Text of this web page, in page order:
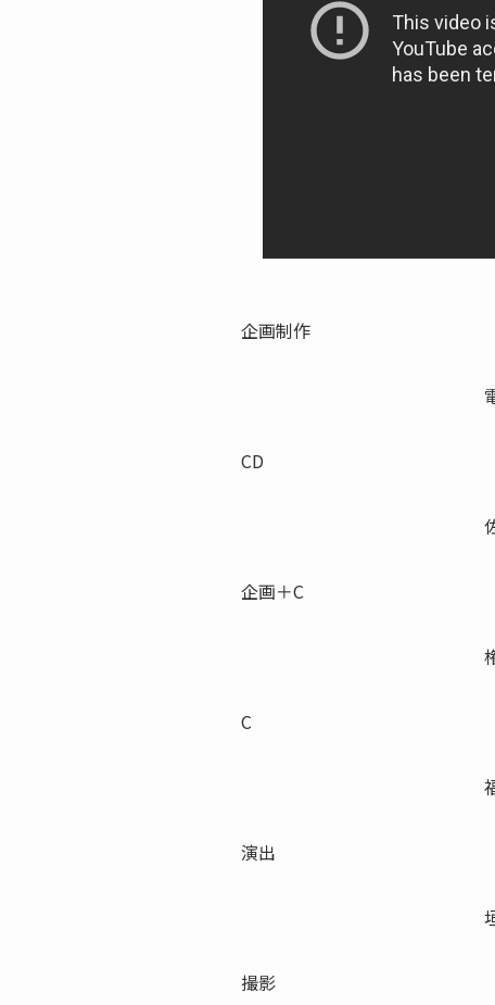
企画制作
CD
企画＋C
C
演出
撮影